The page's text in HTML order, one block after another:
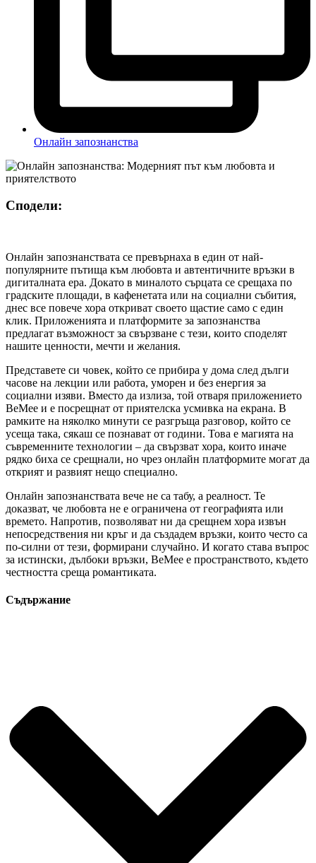
Онлайн запознанства
Сподели:
Онлайн запознанствата се превърнаха в един от най-
популярните пътища към любовта и автентичните връзки в
дигиталната ера. Докато в миналото сърцата се срещаха по
градските площади, в кафенетата или на социални събития,
днес все повече хора откриват своето щастие само с един
клик. Приложенията и платформите за запознанства
предлагат възможност за свързване с тези, които споделят
нашите ценности, мечти и желания.
Представете си човек, който се прибира у дома след дълги
часове на лекции или работа, уморен и без енергия за
социални изяви. Вместо да излиза, той отваря приложението
BeMee и е посрещнат от приятелска усмивка на екрана. В
рамките на няколко минути се разгръща разговор, който се
усеща така, сякаш се познават от години. Това е магията на
съвременните технологии – да свързват хора, които иначе
рядко биха се срещнали, но чрез онлайн платформите могат да
открият и развият нещо специално.
Онлайн запознанствата вече не са табу, а реалност. Те
доказват, че любовта не е ограничена от географията или
времето. Напротив, позволяват ни да срещнем хора извън
непосредствения ни кръг и да създадем връзки, които често са
по-силни от тези, формирани случайно. И когато става въпрос
за истински, дълбоки връзки, BeMee е пространството, където
честността среща романтиката.
Съдържание